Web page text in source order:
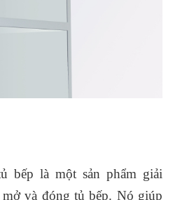
bếp là một sản phẩm giải
và đóng tủ bếp. Nó giúp